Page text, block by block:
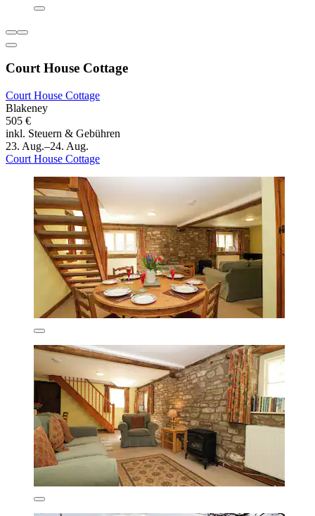
Court House Cottage
Court House Cottage
Blakeney
505 €
inkl. Steuern & Gebühren
23. Aug.–24. Aug.
Court House Cottage